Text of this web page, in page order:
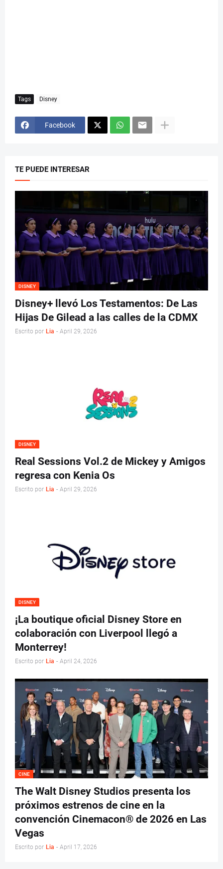
Tags Disney
Facebook
TE PUEDE INTERESAR
DISNEY
Disney+ llevó Los Testamentos: De Las
Hijas De Gilead a las calles de la CDMX
Escrito por Lia - April 29, 2026
DISNEY
Real Sessions Vol.2 de Mickey y Amigos
regresa con Kenia Os
Escrito por Lia - April 29, 2026
DISNEY
¡La boutique oficial Disney Store en
colaboración con Liverpool llegó a
Monterrey!
Escrito por Lia - April 24, 2026
CINE
The Walt Disney Studios presenta los
próximos estrenos de cine en la
convención Cinemacon® de 2026 en Las
Vegas
Escrito por Lia - April 17, 2026